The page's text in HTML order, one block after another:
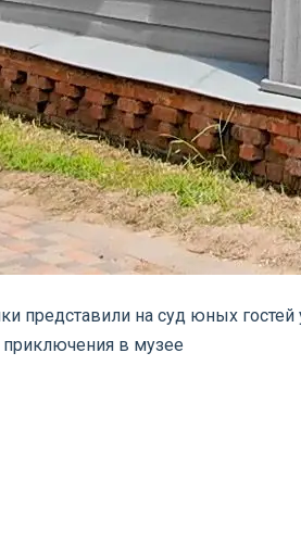
представили на суд юных
в музее